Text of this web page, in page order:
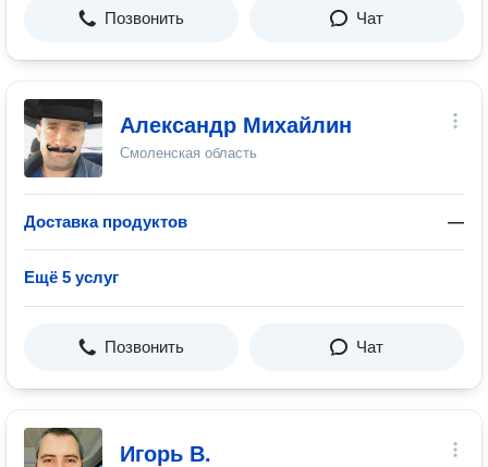
Позвонить Чат
Александр Михайлин
Смоленская область
Доставка продуктов —
Ещё 5 услуг
Позвонить Чат
Игорь В.